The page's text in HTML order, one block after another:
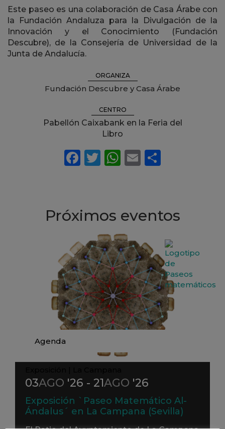
Este paseo es una colaboración de Casa Árabe con
la Fundación Andaluza para la Divulgación de la
Innovación y el Conocimiento (Fundación
Descubre), de la Consejería de Universidad de la
Junta de Andalucía.
ORGANIZA
Fundación Descubre y Casa Árabe
CENTRO
Pabellón Caixabank en la Feria del
Libro
Próximos eventos
Agenda
03AGO '26 - 21AGO '26
Exposición `Paseo Matemático Al-
Ándalus´ en La Campana (Sevilla)